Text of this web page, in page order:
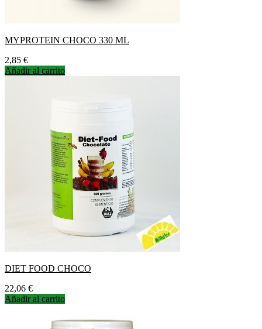
MYPROTEIN CHOCO 330 ML
Precio
2,85 €
Añadir al carrito
DIET FOOD CHOCO
Precio
22,06 €
Añadir al carrito